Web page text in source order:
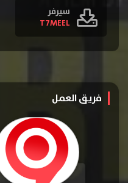
سيرفر
T7MEEL
فريق العمل